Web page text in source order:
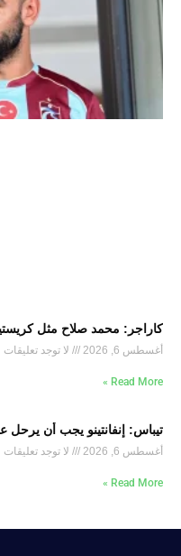
كاراجر: محمد صلاح مثل
أغسطس 6, 2026 لا توجد تعليقات
Read More »
تيباس: إنفانتينو يجب أن
أغسطس 6, 2026 لا توجد تعليقات
Read More »